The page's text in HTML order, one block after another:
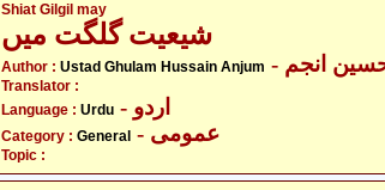
Shiat Gilgil may
شیعیت گلگت میں
Author : Ustad Ghulam Hussain Anjum حسین انجم
Translator :
Language : Urdu - اردو
Category : General - عمومی
Topic :